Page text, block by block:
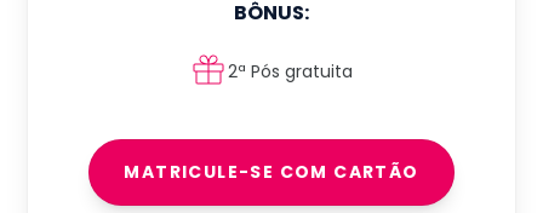
BÔNUS:
2ª Pós gratuita
MATRICULE-SE COM CARTÃO